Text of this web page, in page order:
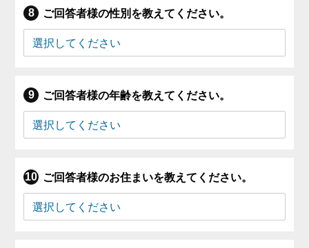
ご回答者様の性別を教えてください。
ご回答者様の年齢を教えてください。
ご回答者様のお住まいを教えてください。